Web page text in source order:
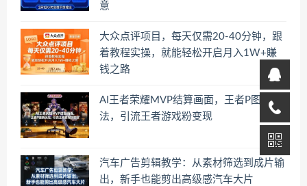
意
大众点评项目，每天仅需20-40分钟，跟
着教程实操，就能轻松开启月入1W+賺
钱之路
AI王者荣耀MVP结算画面，王者P图新玩
法，引流王者游戏粉变现
汽车广告剪辑教学：从素材筛选到成片输
出，新手也能剪出高级感汽车大片